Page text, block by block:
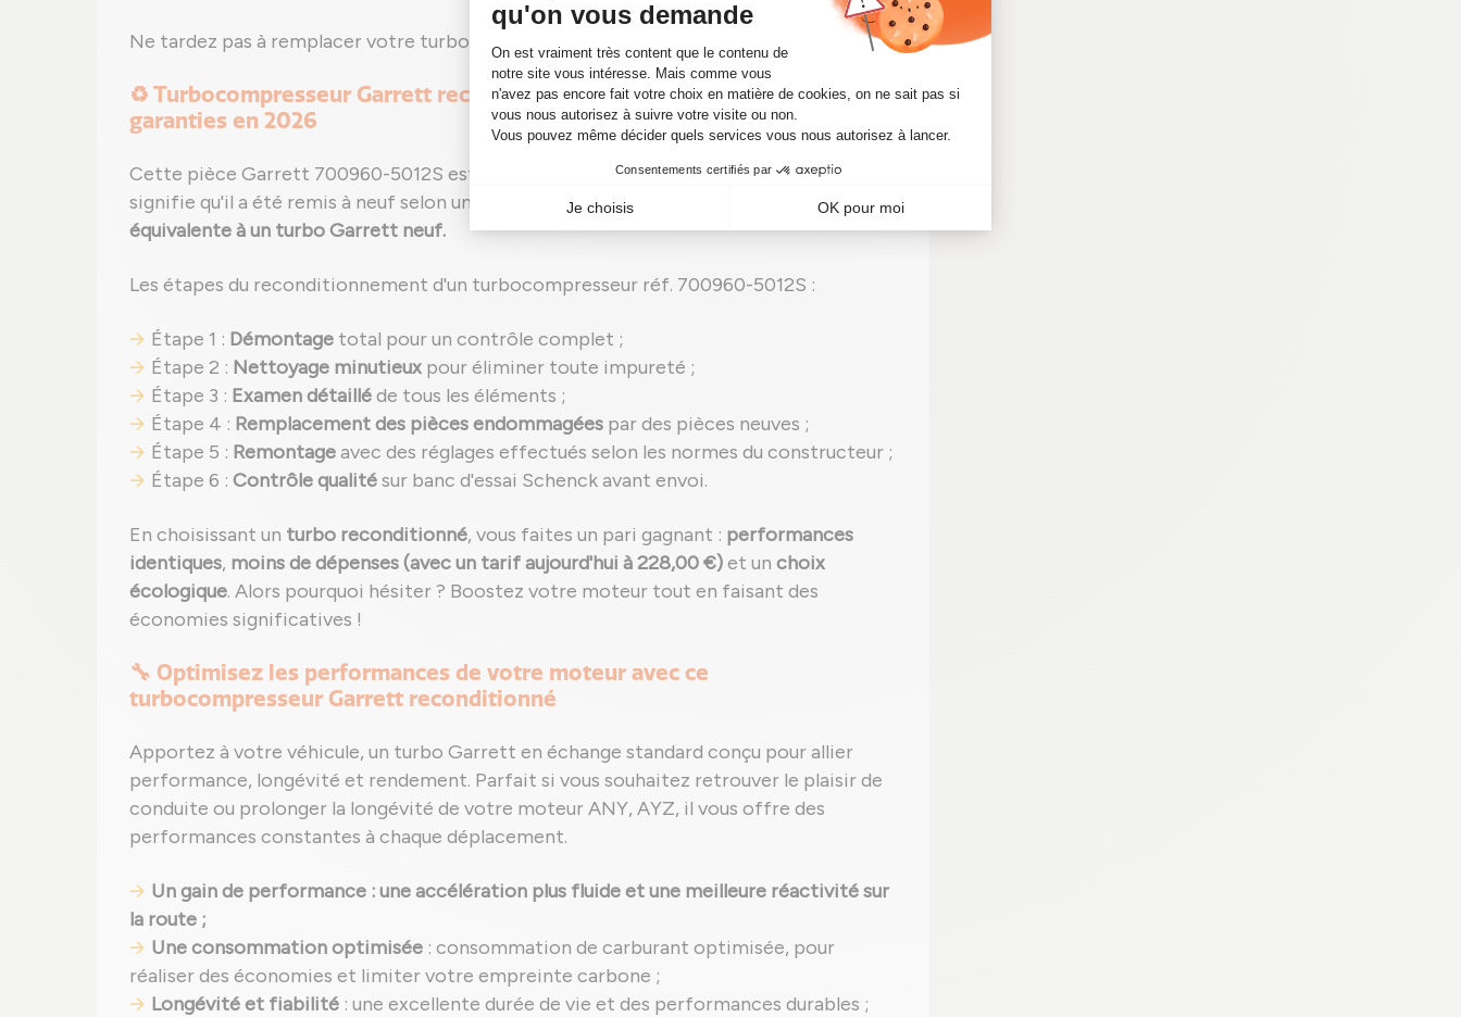
Ne tardez pas à remplacer votre turbocompresseur 700960-5012S en panne.
♻️ Turbocompresseur Garrett reconditionné : performance et fiabilité
garanties en 2026
Cette pièce Garrett 700960-5012S est un turbocompresseur reconditionné, ce qui
signifie qu'il a été remis à neuf selon un
processus strictgarantissant une
qualité
équivalente à un turbo Garrett neuf.
Les étapes du reconditionnement d'un turbocompresseur réf. 700960-5012S :
Étape 1 : Démontage total pour un contrôle complet ;
Étape 2 : Nettoyage minutieux pour éliminer toute impureté ;
Étape 3 : Examen détailléde tous les éléments ;
Étape 4 : Remplacement des pièces endommagées par des pièces neuves ;
Étape 5 : Remontageavec des réglages effectués selon les normes du constructeur ;
Étape 6 : Contrôle qualitésur banc d'essai Schenck avant envoi.
En choisissant un turbo reconditionné, vous faites un pari gagnant : performances
identiques, moins de dépenses (avec un tarif aujourd'hui à 228,00 €)et un choix
écologique. Alors pourquoi hésiter ? Boostez votre moteur tout en faisant des
économies significatives !
🔧 Optimisez les performances de votre moteur avec ce
turbocompresseur Garrett reconditionné
Apportez à votre véhicule, un turbo Garrett en échange standard conçu pour allier
performance, longévité et rendement. Parfait si vous souhaitez retrouver le plaisir de
conduite ou prolonger la longévité de votre moteur ANY, AYZ, il vous offre des
performances constantes à chaque déplacement.
Un gain de performance : une accélération plus fluide et une meilleure réactivité sur
la route ;
Une consommation optimisée : consommation de carburant optimisée, pour
réaliser des économies et limiter votre empreinte carbone ;
Longévité et fiabilité : une excellente durée de vie et des performances durables ;